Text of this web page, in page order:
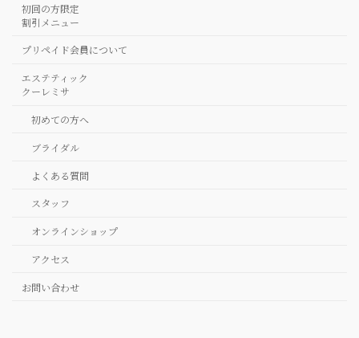
初回の方限定
割引メニュー
プリペイド会員について
エステティック
クーレミサ
初めての方へ
ブライダル
よくある質問
スタッフ
オンラインショップ
アクセス
お問い合わせ